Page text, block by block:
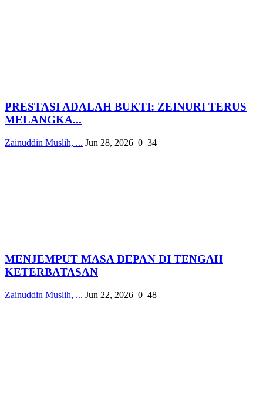
PRESTASI ADALAH BUKTI: ZEINURI TERUS
MELANGKA...
Zainuddin Muslih, ... Jun 28, 2026 0 34
MENJEMPUT MASA DEPAN DI TENGAH
KETERBATASAN
Zainuddin Muslih, ... Jun 22, 2026 0 48